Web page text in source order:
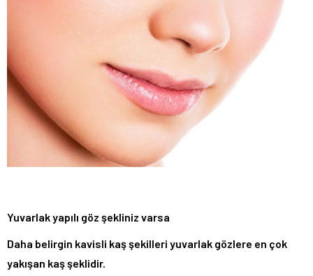
Yuvarlak yapılı göz şekliniz varsa
Daha belirgin kavisli kaş şekilleri yuvarlak gözlere en çok
yakışan kaş şeklidir.